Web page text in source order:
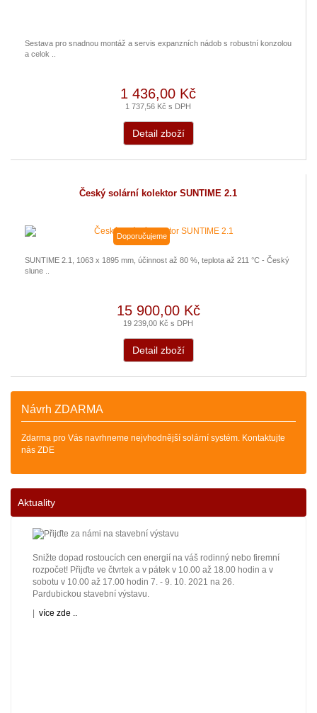
Sestava pro snadnou montáž a servis expanzních nádob s robustní konzolou
a celok ..
1 436,00 Kč
1 737,56 Kč s DPH
Detail zboží
Český solární kolektor SUNTIME 2.1
Doporučujeme
SUNTIME 2.1, 1063 x 1895 mm, účinnost až 80 %, teplota až 211 °C - Český
slune ..
15 900,00 Kč
19 239,00 Kč s DPH
Detail zboží
Návrh ZDARMA
Zdarma pro Vás navrhneme nejvhodnější solární systém. Kontaktujte
nás ZDE
Aktuality
Snižte dopad rostoucích cen energií na váš rodinný nebo firemní
rozpočet! Přijďte ve čtvrtek a v pátek v 10.00 až 18.00 hodin a v
sobotu v 10.00 až 17.00 hodin 7. - 9. 10. 2021 na 26.
Pardubickou stavební výstavu.
více zde ..